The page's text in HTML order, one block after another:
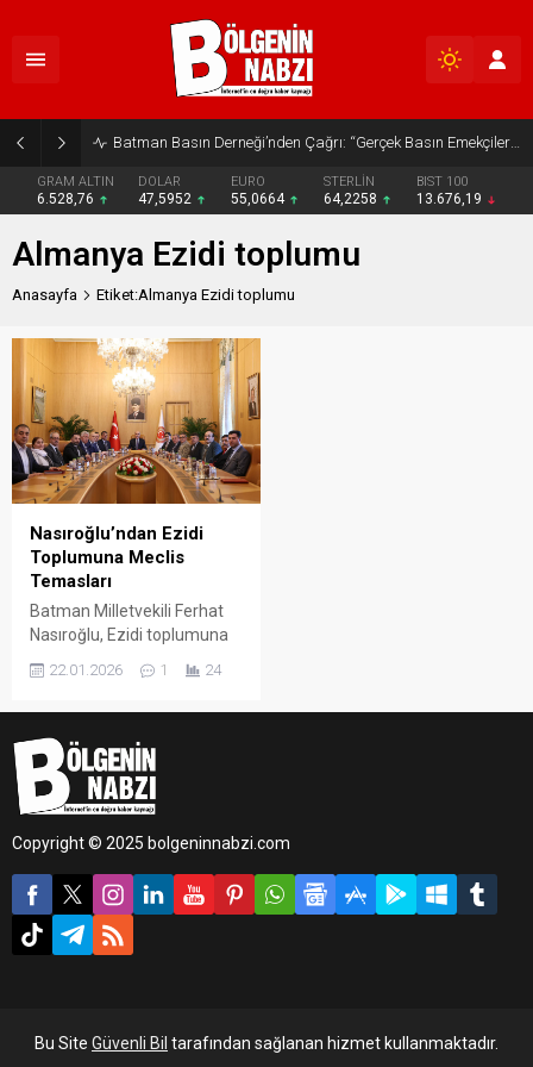
Batman Basın Derneği’nden Çağrı: “Gerçek Basın Emekçileri Desteklenmeli”
GRAM ALTIN
6.528,76
DOLAR
47,5952
EURO
55,0664
STERLİN
64,2258
BIST 100
13.676,19
Almanya Ezidi toplumu
Anasayfa Etiket:Almanya Ezidi toplumu
Nasıroğlu’ndan Ezidi
Toplumuna Meclis
Temasları
Batman Milletvekili Ferhat
Nasıroğlu, Ezidi toplumuna
yönelik yürütülmesi
planlanan çalışmalara
birlikte Türkiye Büyük Millet
Meclisi’nde bir dizi görüşme
gerçekleştirdi.
22.01.2026 1 24
Copyright © 2025 bolgeninnabzi.com
Bu Site Güvenli Bil tarafından sağlanan hizmet kullanmaktadır.